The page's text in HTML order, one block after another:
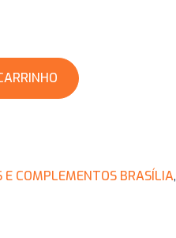
E COMPLEMENTOS BRASÍLIA,